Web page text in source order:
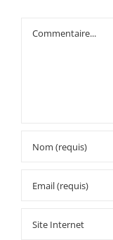
Commentaire